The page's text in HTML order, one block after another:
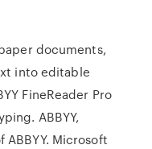
documents,
into editable
FineReader Pro
ABBYY,
ABBYY. Microsoft